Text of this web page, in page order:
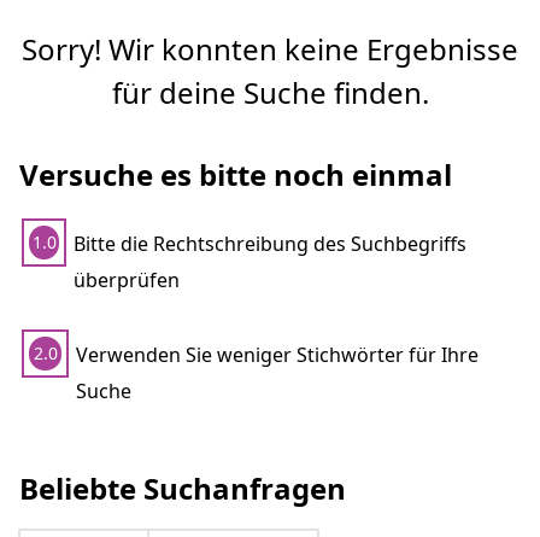
Sorry! Wir konnten keine Ergebnisse
für deine Suche finden.
Versuche es bitte noch einmal
1.0
Bitte die Rechtschreibung des Suchbegriffs
überprüfen
2.0
Verwenden Sie weniger Stichwörter für Ihre
Suche
Beliebte Suchanfragen